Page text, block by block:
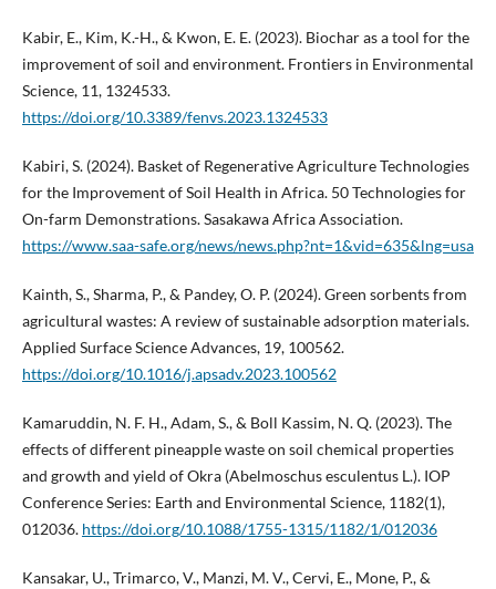
Kabir, E., Kim, K.-H., & Kwon, E. E. (2023). Biochar as a tool for the
improvement of soil and environment. Frontiers in Environmental
Science, 11, 1324533.
https://doi.org/10.3389/fenvs.2023.1324533
Kabiri, S. (2024). Basket of Regenerative Agriculture Technologies
for the Improvement of Soil Health in Africa. 50 Technologies for
On-farm Demonstrations. Sasakawa Africa Association.
https://www.saa-safe.org/news/news.php?nt=1&vid=635&lng=usa
Kainth, S., Sharma, P., & Pandey, O. P. (2024). Green sorbents from
agricultural wastes: A review of sustainable adsorption materials.
Applied Surface Science Advances, 19, 100562.
https://doi.org/10.1016/j.apsadv.2023.100562
Kamaruddin, N. F. H., Adam, S., & Boll Kassim, N. Q. (2023). The
effects of different pineapple waste on soil chemical properties
and growth and yield of Okra (Abelmoschus esculentus L.). IOP
Conference Series: Earth and Environmental Science, 1182(1),
012036. https://doi.org/10.1088/1755-1315/1182/1/012036
Kansakar, U., Trimarco, V., Manzi, M. V., Cervi, E., Mone, P., &